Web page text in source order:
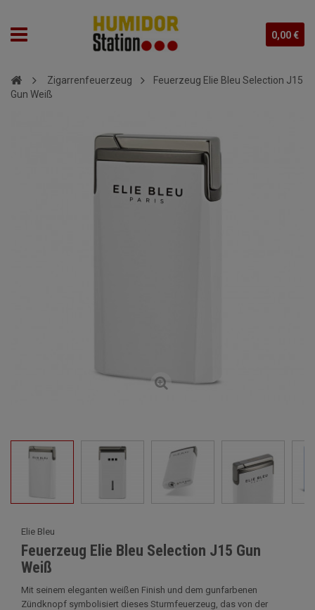
0,00 €
Zigarrenfeuerzeug
Feuerzeug Elie Bleu Selection J15
Gun Weiß
Elie Bleu
Feuerzeug Elie Bleu Selection J15 Gun
Weiß
Mit seinem eleganten weißen Finish und dem gunfarbenen
Zündknopf symbolisiert dieses Sturmfeuerzeug, das von der